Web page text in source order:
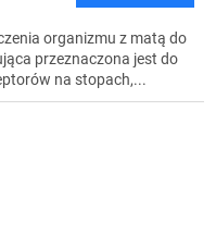
organizmu z matą do
przeznaczona jest do
na stopach,...